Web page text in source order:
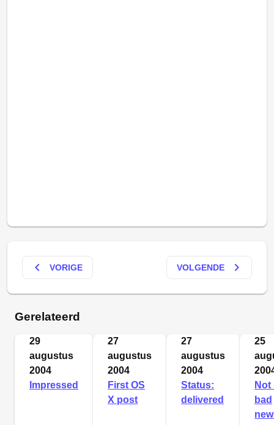
keyboard_arrow_left VORIGE VOLGENDE keyboard_arrow_right
Gerelateerd
29
augustus
2004
Impressed
27
augustus
2004
First OS
X post
27
augustus
2004
Status:
delivered
25
Not
bad